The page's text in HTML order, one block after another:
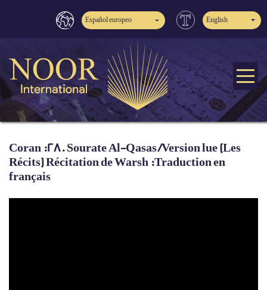
Español europeo English
Coran :28. Sourate Al-Qasas /Version lue (Les
Récits) Récitation de Warsh :Traduction en
français